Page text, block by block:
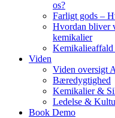
os?
Farligt gods –
Hvordan bliver
kemikalier
Kemikalieaffald
Viden
Viden oversigt
Bæredygtighed
Kemikalier &
Ledelse &
Book Demo